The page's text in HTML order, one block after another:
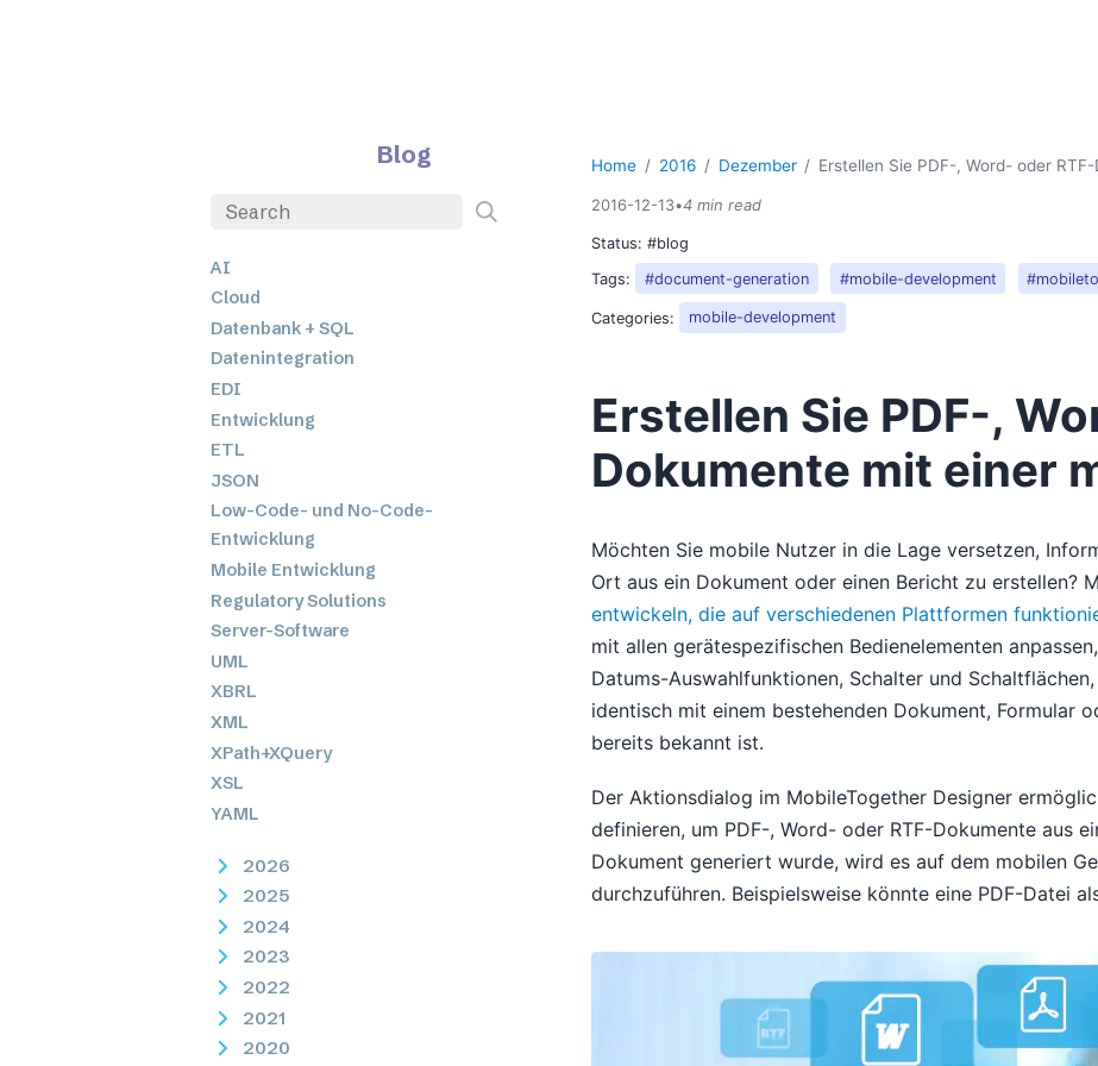
Blog
AI
Cloud
Datenbank + SQL
Datenintegration
EDI
Entwicklung
ETL
JSON
Low-Code- und No-Code-
Entwicklung
Mobile Entwicklung
Regulatory Solutions
Server-Software
UML
XBRL
XML
XPath+XQuery
XSL
YAML
2026
2025
2024
2023
2022
2021
2020
Home 2016 Dezember Erstellen Sie PDF-, Word- oder
2016-12-13•4 min read
Status:#blog
Tags:
#document-generation #mobile-development
Categories: mobile-development
Erstellen Sie PDF-,
Dokumente mit einer
Möchten Sie mobile Nutzer in die Lage versetzen,
Ort aus ein Dokument oder einen Bericht zu erstellen?
entwickeln, die auf verschiedenen Plattformen
mit allen gerätespezifischen Bedienelementen
Datums-Auswahlfunktionen, Schalter und
identisch mit einem bestehenden Dokument, Formular
bereits bekannt ist.
Der Aktionsdialog im MobileTogether Designer
definieren, um PDF-, Word- oder RTF-Dokumente aus
Dokument generiert wurde, wird es auf dem mobilen
durchzuführen. Beispielsweise könnte eine PDF-Datei